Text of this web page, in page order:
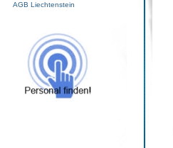
AGB Liechtenstein